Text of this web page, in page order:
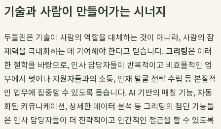
기술과 사람이 만들어가는 시너지
두들린은 기술이 사람의 역할을 대체하는 것이 아니라, 사람의 잠
재력을 극대화하는 데 기여해야 한다고 믿습니다.그리팅은 이러
한 철학을 바탕으로, 인사 담당자들이 반복적이고 비효율적인 업
무에서 벗어나 지원자들과의 소통, 인재 발굴 전략 수립 등 본질적
인 업무에 집중할 수 있도록 돕습니다. AI 기반의 매칭 기능, 자동
화된 커뮤니케이션, 상세한 데이터 분석 등 그리팅의 첨단 기능들
은 인사 담당자들이 더 전략적이고 인간적인 접근을 할 수 있도록